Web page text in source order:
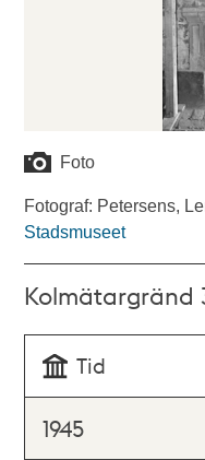
Foto
Fotograf: Petersens,
Stadsmuseet
Kolmätargränd
Tid
1945